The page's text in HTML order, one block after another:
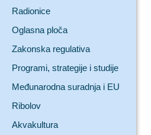
Radionice
Oglasna ploča
Zakonska regulativa
Programi, strategije i studije
Međunarodna suradnja i EU
Ribolov
Akvakultura